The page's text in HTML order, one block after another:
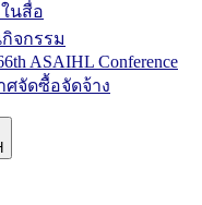
นสื่อ
จกรรม
ASAIHL Conference
ศจัดซื้อจัดจ้าง